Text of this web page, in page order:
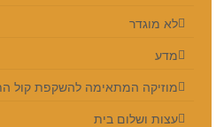
לא מוגדר
מדע
מוזיקה המתאימה להשקפת קול
עצות ושלום בית